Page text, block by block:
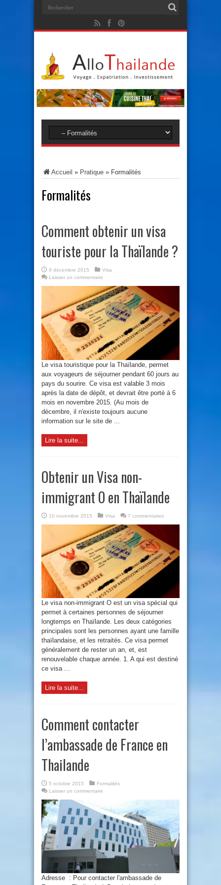
Accueil » Pratique » Formalités
Formalités
Comment obtenir un visa
touriste pour la Thaïlande ?
9 décembre 2015
Visa
Laisser un commentaire
Le visa touristique pour la Thaïlande, permet
aux voyageurs de séjourner pendant 60 jours au
pays du sourire. Ce visa est valable 3 mois
après la date de dépôt, et devrait être porté à 6
mois en novembre 2015. (Au mois de
décembre, il n'existe toujours aucune
information sur le site de ...
Lire la suite...
Obtenir un Visa non-
immigrant O en Thaïlande
10 novembre 2015 Visa 7 commentaires
Le visa non-immigrant O est un visa spécial qui
permet à certaines personnes de séjourner
longtemps en Thaïlande. Les deux catégories
principales sont les personnes ayant une famille
thaïlandaise, et les retraités. Ce visa permet
généralement de rester un an, et, est
renouvelable chaque année. 1. A qui est destiné
ce visa ...
Lire la suite...
Comment contacter
l’ambassade de France en
Thailande
5 octobre 2015
Formalités
Laisser un commentaire
Adresse : Pour contacter l'ambassade de